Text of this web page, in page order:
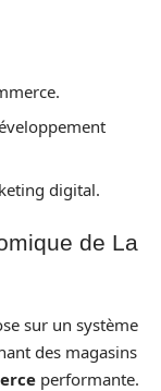
digital.
de La
sur un système
des magasins
performante.